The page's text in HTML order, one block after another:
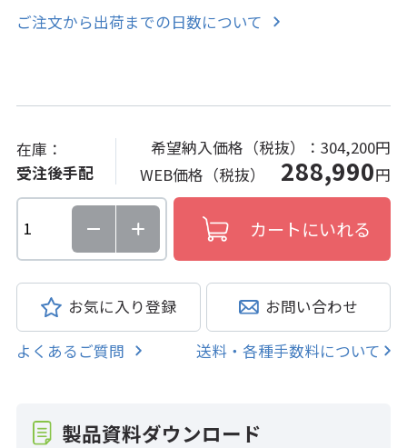
ご注文から出荷までの日数について
在庫：
受注後手配
希望納入価格（税抜）：304,200円
WEB価格（税抜） 288,990円
お気に入り登録 お問い合わせ
よくあるご質問 送料・各種手数料について
製品資料ダウンロード